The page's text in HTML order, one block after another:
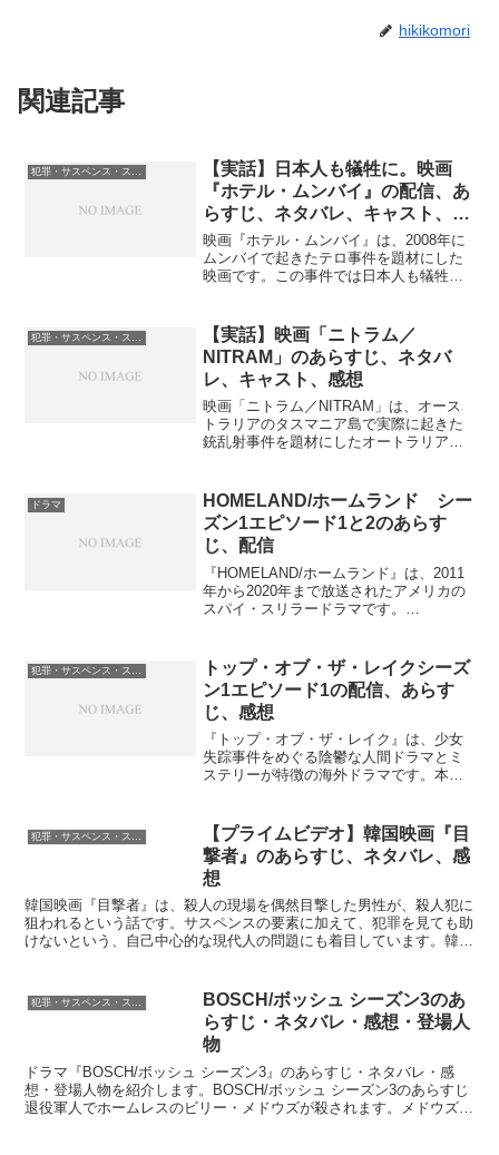
hikikomori
関連記事
【実話】日本人も犠牲に。映画
『ホテル・ムンバイ』の配信、あ
らすじ、ネタバレ、キャスト、感
想
映画『ホテル・ムンバイ』は、2008年に
ムンバイで起きたテロ事件を題材にした
映画です。この事件では日本人も犠牲に
ーは出てきませんが、その分リアリティ
があり、自分がその場...
犯罪・サスペンス・スリラー
【実話】映画「ニトラム／
NITRAM」のあらすじ、ネタバ
レ、キャスト、感想
映画「ニトラム／NITRAM」は、オース
トラリアのタスマニア島で実際に起きた
銃乱射事件を題材にしたオートラリアの
Amazonプライムビデオで無放題配信中で
す。ニトラム／N...
ドラマ
HOMELAND/ホームランド シー
ズン1エピソード1と2のあらす
じ、配信
『HOMELAND/ホームランド』は、2011
年から2020年まで放送されたアメリカの
スパイ・スリラードラマです。
HOMELAND/ホームランドの配信
HOME...
トップ・オブ・ザ・レイクシーズ
ン1エピソード1の配信、あらす
じ、感想
『トップ・オブ・ザ・レイク』は、少女
失踪事件をめぐる陰鬱な人間ドラマとミ
ステリーが特徴の海外ドラマです。本記
す。トップ・オブ・ザ・レイクシーズン1
エピソード1の配信ト...
犯罪・サスペンス・スリラー
【プライムビデオ】韓国映画『目
撃者』のあらすじ、ネタバレ、感
想
韓国映画『目撃者』は、殺人の現場を偶然目撃した男性が、殺人犯に
狙われるという話です。サスペンスの要素に加えて、犯罪を見ても助
けないという、自己中心的な現代人の問題にも着目しています。韓国
犯罪・サスペンス・スリラー
BOSCH/ボッシュ シーズン3のあ
らすじ・ネタバレ・感想・登場人
物
ドラマ『BOSCH/ボッシュ シーズン3』のあらすじ・ネタバレ・感
想・登場人物を紹介します。BOSCH/ボッシュ シーズン3のあらすじ
退役軍人でホームレスのビリー・メドウズが殺されます。メドウズを